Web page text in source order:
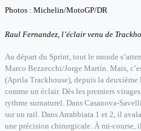
Photos : Michelin/MotoGP/DR
Raul Fernandez, l’éclair venu de
Au départ du Sprint, tout le monde
Marco Bezzecchi/Jorge Martín. Mais,
(Aprila Trackhouse), depuis la
comme un éclair. Dès les premiers
rythme surnaturel. Dans Casanova-
sur un rail. Dans Arrabbiata 1 et 2, il
une précision chirurgicale. À mi-course,